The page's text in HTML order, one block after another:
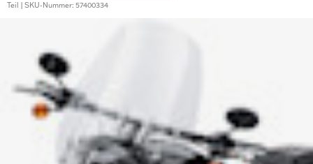
Teil | SKU-Nummer: 57400334